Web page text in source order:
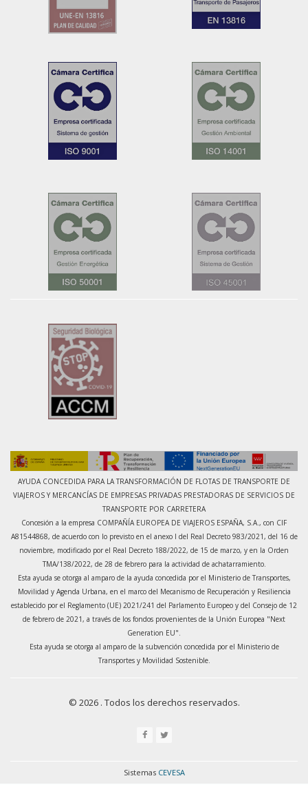
AYUDA CONCEDIDA PARA LA TRANSFORMACIÓN DE FLOTAS DE TRANSPORTE DE
VIAJEROS Y MERCANCÍAS DE EMPRESAS PRIVADAS PRESTADORAS DE SERVICIOS DE
TRANSPORTE POR CARRETERA
Concesión a la empresa COMPAÑÍA EUROPEA DE VIAJEROS ESPAÑA, S.A., con CIF
A81544868, de acuerdo con lo previsto en el anexo I del Real Decreto 983/2021, del 16 de
noviembre, modificado por el Real Decreto 188/2022, de 15 de marzo, y en la Orden
TMA/138/2022, de 28 de febrero para la actividad de achatarramiento.
Esta ayuda se otorga al amparo de la ayuda concedida por el Ministerio de Transportes,
Movilidad y Agenda Urbana, en el marco del Mecanismo de Recuperación y Resiliencia
establecido por el Reglamento (UE) 2021/241 del Parlamento Europeo y del Consejo de 12
de febrero de 2021, a través de los fondos provenientes de la Unión Europea "Next
Generation EU".
Esta ayuda se otorga al amparo de la subvención concedida por el Ministerio de
Transportes y Movilidad Sostenible.
© 2026 . Todos los derechos reservados.
SistemasCEVESA